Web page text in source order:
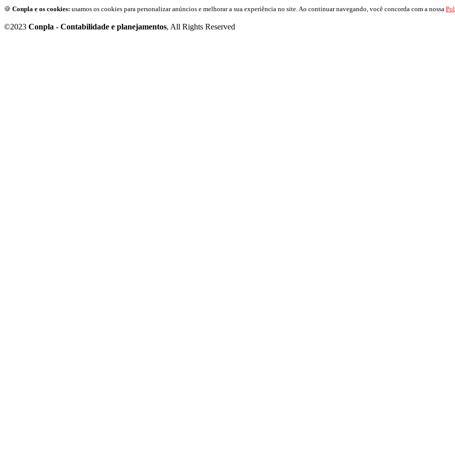
🍪 Conpla e os cookies: usamos os cookies para personalizar anúncios e melhorar a sua experiência no site. Ao continuar navegando, você concorda com a nossa
©2023 Conpla - Contabilidade e planejamentos, All Rights Reserved